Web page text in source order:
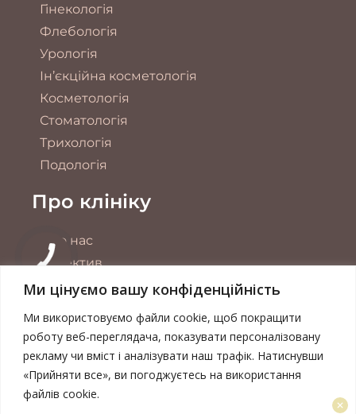
Ми цінуємо вашу конфіденційність
Ми використовуємо файли cookie, щоб покращити
роботу веб-переглядача, показувати персоналізовану
рекламу чи вміст і аналізувати наш трафік. Натиснувши
«Прийняти все», ви погоджуєтесь на використання
файлів cookie.
Гінекологія
Флебологія
Урологія
Ін’єкційна косметологія
Косметологія
Стоматологія
Трихологія
Подологія
Про клініку
Про нас
Колектив
Обладнання
Контакти
Публічна оферта
Політика конфіденційності